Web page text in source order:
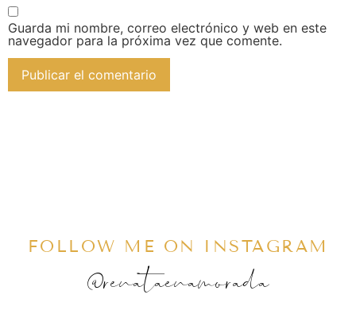
Guarda mi nombre, correo electrónico y web en este
navegador para la próxima vez que comente.
FOLLOW ME ON INSTAGRAM
@renataenamorada